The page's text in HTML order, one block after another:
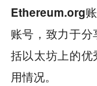
Ethereum.org
账号，致力于
括以太坊上的
用情况。